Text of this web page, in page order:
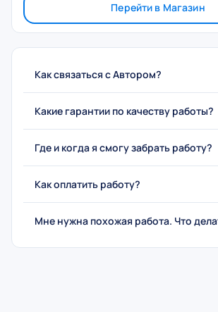
Перейти в Магазин
Как связаться с Автором?
Какие гарантии по качеству работы?
Где и когда я смогу забрать работу?
Как оплатить работу?
Мне нужна похожая работа. Что